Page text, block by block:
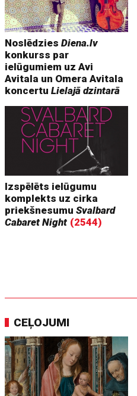
NoslēdziesDiena.lv
konkurss par
ielūgumiem uz Avi
Avitala un Omera Avitala
koncertuLielajā dzintarā
Izspēlēts ielūgumu
komplekts uz cirka
priekšnesumuSvalbard
Cabaret Night (2544)
CEĻOJUMI